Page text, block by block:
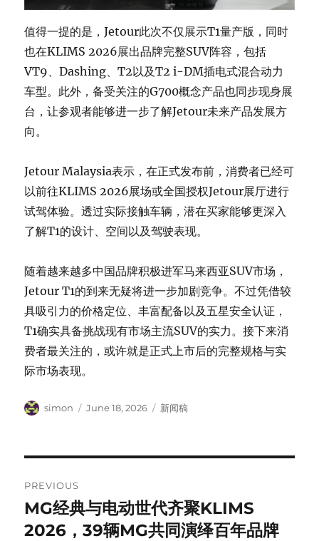
值得一提的是，Jetour此次不仅展示T1量产版，同时
也在KLIMS 2026展出品牌完整SUV阵容，包括
VT9、Dashing、T2以及T2 i-DM插电式混合动力
车型。此外，备受关注的G700概念产品也同步现身展
台，让参观者能够进一步了解Jetour未来产品发展方
向。
Jetour Malaysia表示，在正式发布前，消费者已经可
以前往KLIMS 2026展场或全国授权Jetour展厅进行
试驾体验。透过实际接触车辆，潜在买家能够更深入
了解T1的设计、空间以及驾驶表现。
随着越来越多中国品牌积极进军马来西亚SUV市场，
Jetour T1的到来无疑将进一步加剧竞争。不过凭借较
具吸引力的价格定位、丰富配备以及五星安全认证，
T1确实具备挑战现有市场主流SUV的实力。接下来消
费者最关注的，或许就是正式上市后的完整规格与实
际市场表现。
Author
simon
Posted
June 18, 2026 Categories
新闻稿
navigation
PREVIOUS
Previous
post:
MG经典与电动世代齐聚KLIMS
2026，39辆MG共同演绎百年品牌